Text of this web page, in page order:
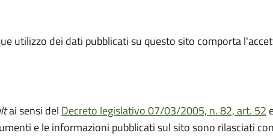
utilizzo dei dati pubblicati su questo sito comporta
ai sensi del Decreto legislativo 07/03/2005, n. 82, art. 52
e le informazioni pubblicati sul sito sono rilasciati